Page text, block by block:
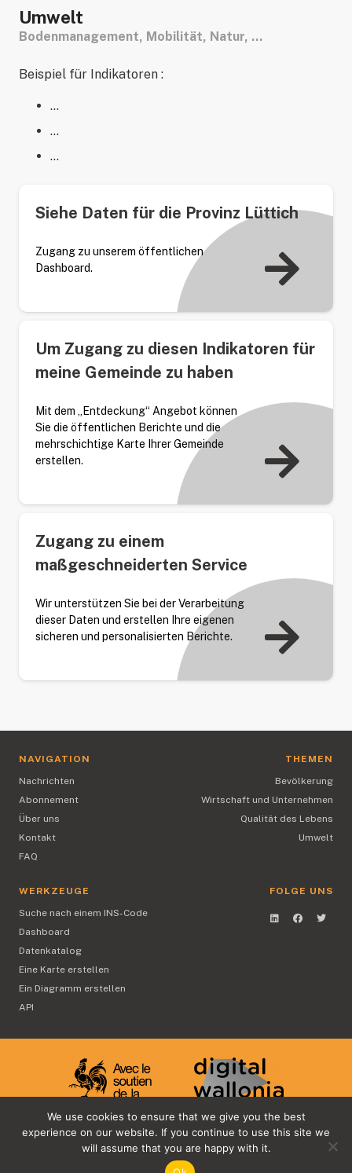
Umwelt
Bodenmanagement, Mobilität, Natur, …
Beispiel für Indikatoren :
…
…
…
Siehe Daten für die Provinz Lüttich
Zugang zu unserem öffentlichen
Dashboard.
Um Zugang zu diesen Indikatoren für
meine Gemeinde zu haben
Mit dem „Entdeckung“ Angebot können
Sie die öffentlichen Berichte und die
mehrschichtige Karte Ihrer Gemeinde
erstellen.
Zugang zu einem
maßgeschneiderten Service
Wir unterstützen Sie bei der Verarbeitung
dieser Daten und erstellen Ihre eigenen
sicheren und personalisierten Berichte.
NAVIGATION
Nachrichten
Abonnement
Über uns
Kontakt
FAQ
THEMEN
Bevölkerung
Wirtschaft und Unternehmen
Qualität des Lebens
Umwelt
WERKZEUGE
Suche nach einem INS-Code
Dashboard
Datenkatalog
Eine Karte erstellen
Ein Diagramm erstellen
API
FOLGE UNS
We use cookies to ensure that we give you the best
experience on our website. If you continue to use this site we
will assume that you are happy with it.